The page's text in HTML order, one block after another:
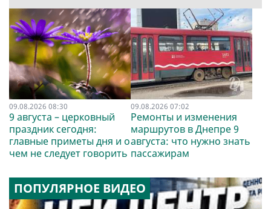
09.08.2026 08:30
9 августа – церковный
праздник сегодня:
главные приметы дня и о
чем не следует говорить
09.08.2026 07:02
Ремонты и изменения
маршрутов в Днепре 9
августа: что нужно знать
пассажирам
ПОПУЛЯРНОЕ ВИДЕО